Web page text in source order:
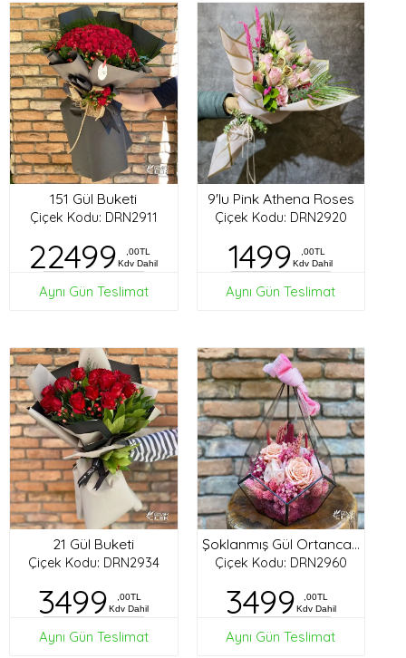
151 Gül Buketi
Çiçek Kodu: DRN2911
22499
,00TL
Kdv Dahil
Aynı Gün Teslimat
9'lu Pink Athena Roses
Çiçek Kodu: DRN2920
1499
,00TL
Kdv Dahil
Aynı Gün Teslimat
21 Gül Buketi
Çiçek Kodu: DRN2934
3499
,00TL
Kdv Dahil
Aynı Gün Teslimat
Şoklanmış Gül Ortanca Tasarım
Çiçek Kodu: DRN2960
3499
,00TL
Kdv Dahil
Aynı Gün Teslimat